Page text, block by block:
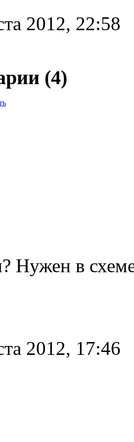
2012, 22:58
(4)
Нужен в
2012, 17:46